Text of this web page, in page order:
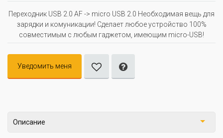
Переходник USB 2.0 AF -> micro USB 2.0 Необходимая вещь для
зарядки и комуникации! Сделает любое устройство 100%
совместимым с любым гаджетом, имеющим micro-USB!
Уведомить меня
Описание